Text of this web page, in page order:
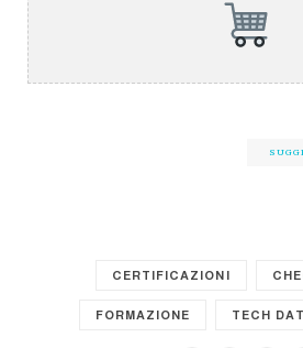
CERTIFICAZIONI
FORMAZIONE TECH